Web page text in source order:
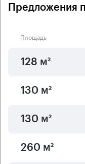
Предложения
Площадь
128 м²
130 м²
130 м²
260 м²